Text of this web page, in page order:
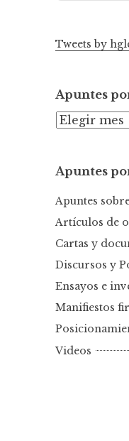
Tweets by
Apuntes
A
n
e
s
p
f
e
c
a
Apuntes
Apuntes
Artículos de
Cartas y
Discursos y
Ensayos e
Manifiestos
Videos